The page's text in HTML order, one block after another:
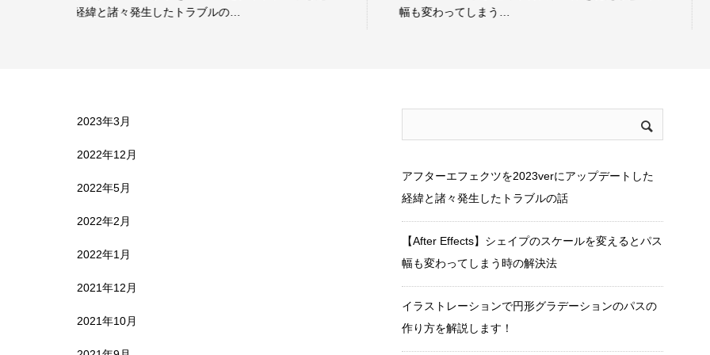
幅も変わってしまう…
作り方を解説します！
2023年3月
2022年12月
2022年5月
2022年2月
2022年1月
2021年12月
2021年10月
アフターエフェクツを2023verにアップデートした
経緯と諸々発生したトラブルの話
【After Effects】シェイプのスケールを変えるとパス
幅も変わってしまう時の解決法
イラストレーションで円形グラデーションのパスの
作り方を解説します！